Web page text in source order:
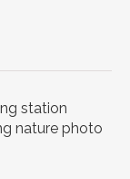
station
nature photo